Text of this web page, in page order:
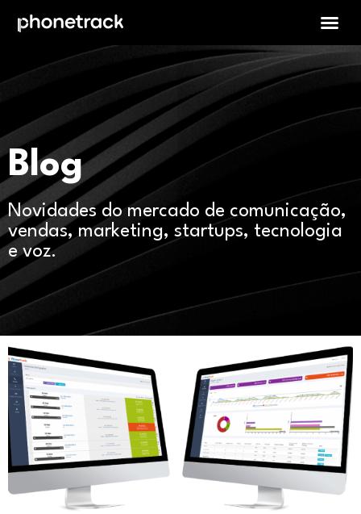
Blog
Novidades do mercado de comunicação,
vendas, marketing, startups, tecnologia
e voz.